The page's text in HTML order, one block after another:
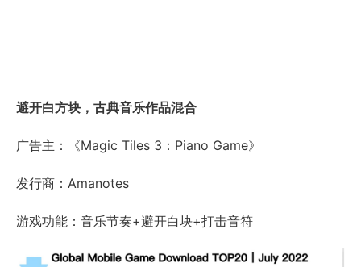
避开白方块，古典音乐作品混合
广告主：《Magic Tiles 3：Piano Game》
发行商：Amanotes
游戏功能：音乐节奏+避开白块+打击音符